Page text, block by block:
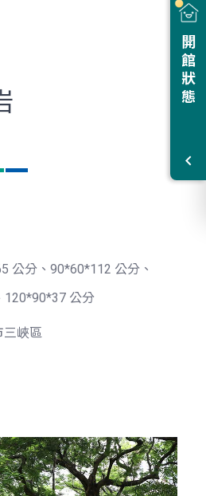
開館狀態
公分、90*60*112 公分、
公分
三峽區